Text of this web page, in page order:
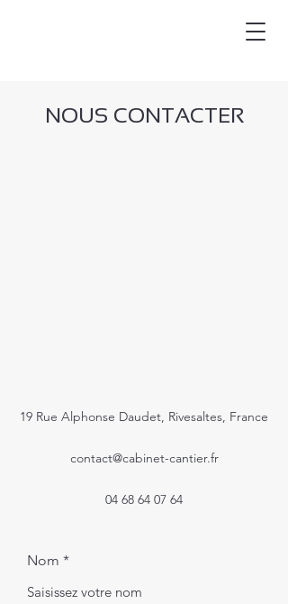
NOUS CONTACTER
19 Rue Alphonse Daudet, Rivesaltes, France
contact@cabinet-cantier.fr
04 68 64 07 64
Nom